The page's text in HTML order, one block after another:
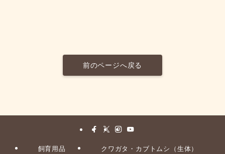
前のページへ戻る
飼育用品
クワガタ・カブトムシ（生体）